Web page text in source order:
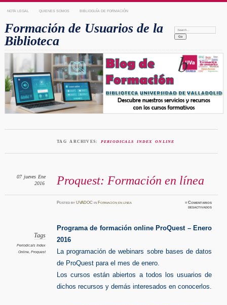
NOTA LEGAL QUIENES SOMOS BIBLIOGUÍA DE FORMACIÓN
Formación de Usuarios de la
Biblioteca
Search:
TAG ARCHIVES: PERIODICALS INDEX ONLINE
Proquest: Formación en línea
07 jueves Ene
2016
PostedbyUVADOC inFormación en línea ≈Comentarios
desactivadosen
Tags
Periodicals Index
Online, Proquest
Programa de formación online ProQuest – Enero
2016
La programación de webinars sobre bases de datos
de ProQuest para el mes de enero.
Los cursos están abiertos a todos los usuarios de
dichos recursos y demás interesados en conocerlos.